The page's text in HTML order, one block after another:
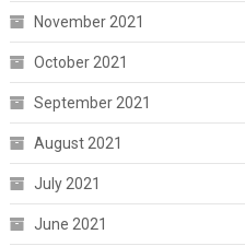
November 2021
October 2021
September 2021
August 2021
July 2021
June 2021